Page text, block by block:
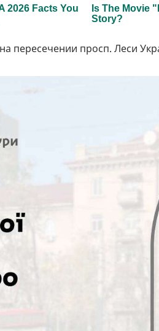
пересечении просп. Леси